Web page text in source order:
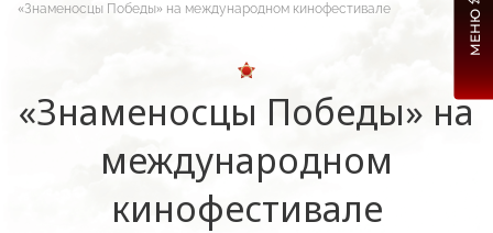
«Знаменосцы Победы» на международном кинофестивале
«Знаменосцы Победы» на
международном
кинофестивале
МЕНЮ